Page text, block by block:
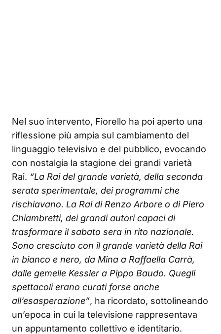
Nel suo intervento, Fiorello ha poi aperto una
riflessione più ampia sul cambiamento del
linguaggio televisivo e del pubblico, evocando
con nostalgia la stagione dei grandi varietà
Rai. “La Rai del grande varietà, della seconda
serata sperimentale, dei programmi che
rischiavano. La Rai di Renzo Arbore o di Piero
Chiambretti, dei grandi autori capaci di
trasformare il sabato sera in rito nazionale.
Sono cresciuto con il grande varietà della Rai
in bianco e nero, da Mina a Raffaella Carrà,
dalle gemelle Kessler a Pippo Baudo. Quegli
spettacoli erano curati forse anche
all’esasperazione”, ha ricordato, sottolineando
un’epoca in cui la televisione rappresentava
un appuntamento collettivo e identitario.